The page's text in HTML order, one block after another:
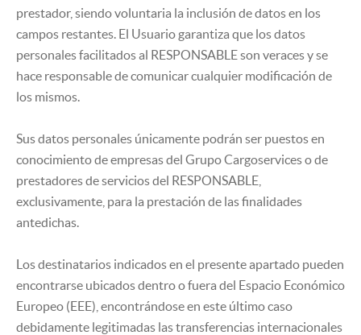
prestador, siendo voluntaria la inclusión de datos en los
campos restantes. El Usuario garantiza que los datos
personales facilitados al RESPONSABLE son veraces y se
hace responsable de comunicar cualquier modificación de
los mismos.
Sus datos personales únicamente podrán ser puestos en
conocimiento de empresas del Grupo Cargoservices o de
prestadores de servicios del RESPONSABLE,
exclusivamente, para la prestación de las finalidades
antedichas.
Los destinatarios indicados en el presente apartado pueden
encontrarse ubicados dentro o fuera del Espacio Económico
Europeo (EEE), encontrándose en este último caso
debidamente legitimadas las transferencias internacionales